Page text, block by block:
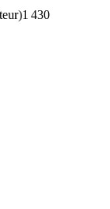
430